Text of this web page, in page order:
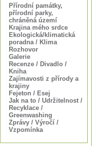
Přírodní památky,
přírodní parky,
chráněná území
Krajina mého srdce
Ekologická/klimatická
poradna / Klima
Rozhovor
Galerie
Recenze / Divadlo /
Kniha
Zajímavosti z přírody a
krajiny
Fejeton / Esej
Jak na to / Udržitelnost /
Recyklace /
Greenwashing
Zprávy / Výročí /
Vzpomínka